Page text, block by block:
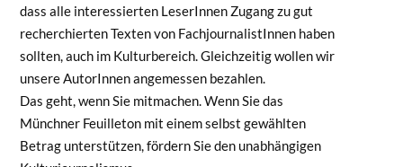
dass alle interessierten LeserInnen Zugang zu gut
recherchierten Texten von FachjournalistInnen haben
sollten, auch im Kulturbereich. Gleichzeitig wollen wir
unsere AutorInnen angemessen bezahlen.
Das geht, wenn Sie mitmachen. Wenn Sie das
Münchner Feuilleton mit einem selbst gewählten
Betrag unterstützen, fördern Sie den unabhängigen